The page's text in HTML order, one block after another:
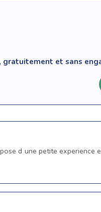
gratuitement et sans
d une petite experience